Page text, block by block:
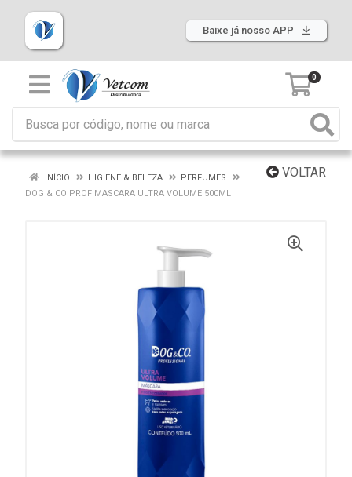
Baixe já nosso APP
0
VOLTAR
INÍCIO HIGIENE & BELEZA
PERFUMES
DOG & CO PROF MASCARA ULTRA VOLUME 500ML